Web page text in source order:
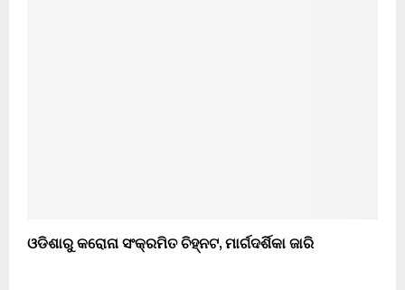
ଓଡିଶାରୁ କରୋନା ସଂକ୍ରମିତ ଚିହ୍ନଟ, ମାର୍ଗଦର୍ଶିକା ଜାରି